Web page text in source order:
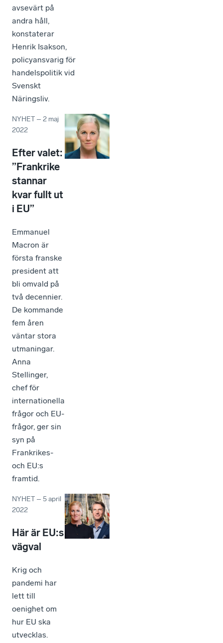
avsevärt på
andra håll,
konstaterar
Henrik Isakson,
policyansvarig för
handelspolitik vid
Svenskt
Näringsliv.
NYHET –2 maj
2022
Efter valet:
”Frankrike
stannar
kvar fullt ut
i EU”
Emmanuel
Macron är
första franske
president att
bli omvald på
två decennier.
De kommande
fem åren
väntar stora
utmaningar.
Anna
Stellinger,
chef för
internationella
frågor och EU-
frågor, ger sin
syn på
Frankrikes-
och EU:s
framtid.
NYHET –5 april
2022
Här är EU:s
vägval
Krig och
pandemi har
lett till
oenighet om
hur EU ska
utvecklas.